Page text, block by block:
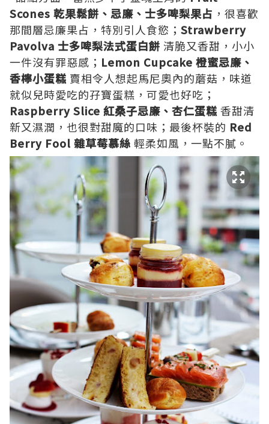
Scones 乾果鬆餅、忌廉、士多啤梨果占 ，很喜歡
那間層忌廉果占，特別引人食慾； Strawberry
Pavolva 士多啤梨法式蛋白餅 清脆又香甜，小小
一件沒有罪惡感； Lemon Cupcake 橙蜜忌廉、
香檸小蛋糕 賣相令人想起馬尼奧內的蘑菇，味道
就似兒時愛吃的孖寶蛋糕，可愛也好吃；
Raspberry Slice 紅桑子忌廉、杏仁蛋糕 香甜清
新又濕潤，也很對甜魔的口味；最後杯裝的 Red
Berry Fool 雜草莓慕絲 輕柔如風，一點不膩。